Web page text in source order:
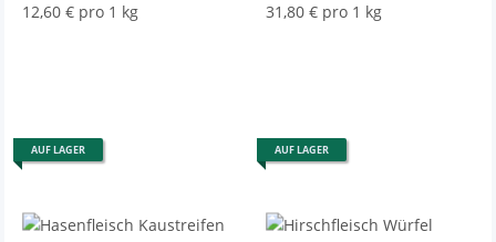
12,60 € pro 1 kg 31,80 € pro 1 kg
AUF LAGER AUF LAGER